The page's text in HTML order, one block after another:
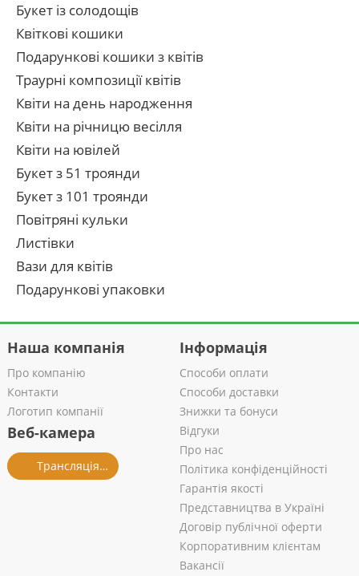
Букет із солодощів
Квіткові кошики
Подарункові кошики з квітів
Траурні композиції квітів
Квіти на день народження
Квіти на річницю весілля
Квіти на ювілей
Букет з 51 троянди
Букет з 101 троянди
Повітряні кульки
Листівки
Вази для квітів
Подарункові упаковки
Наша компанія
Про компанію
Контакти
Логотип компанії
Веб-камера
Трансляція із салону
Інформація
Способи оплати
Способи доставки
Знижки та бонуси
Відгуки
Про нас
Політика конфіденційності
Гарантія якості
Представництва в Україні
Договір публічної оферти
Корпоративним клієнтам
Вакансії